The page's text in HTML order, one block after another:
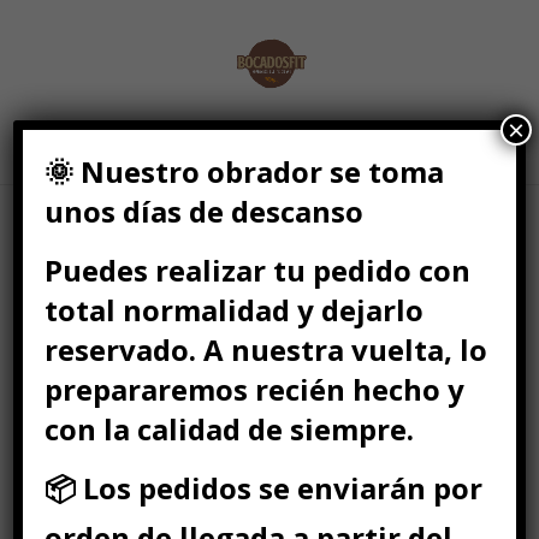
Protección de datos de carácter
personal según el RGPD
CENTRO OBEFIS, SL (en adelante obefis), en
aplicación de la normativa vigente en materia
que los datos personales que se recogen a través de
los formularios del Sitio web: https://bocadosfit.es,
🌞 Nuestro obrador se toma
unos días de descanso
Puedes realizar tu pedido con
total normalidad y dejarlo
reservado. A nuestra vuelta, lo
prepararemos recién hecho y
con la calidad de siempre.
📦 Los pedidos se enviarán por
×